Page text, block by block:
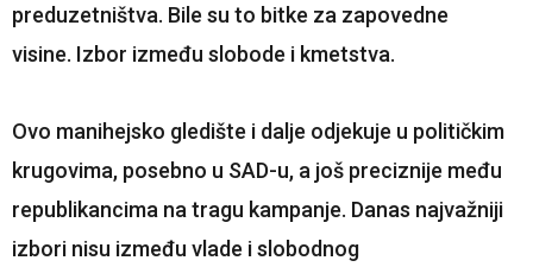
preduzetništva. Bile su to bitke za zapovedne
visine. Izbor između slobode i kmetstva.
Ovo manihejsko gledište i dalje odjekuje u političkim
krugovima, posebno u SAD-u, a još preciznije među
republikancima na tragu kampanje. Danas najvažniji
izbori nisu između vlade i slobodnog